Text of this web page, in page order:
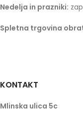
Nedelja in prazniki:
Spletna trgovina
KONTAKT
Mlinska ulica 5c